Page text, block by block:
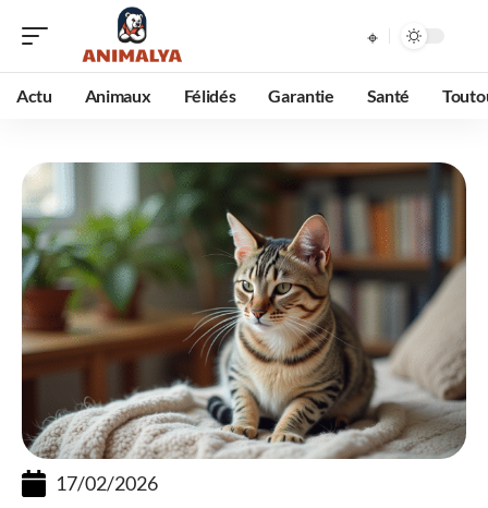
Actu Animaux Félidés Garantie Santé
17/02/2026